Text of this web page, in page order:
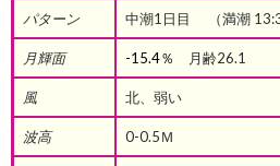
パターン 中潮1日目 （満潮
月輝面 -15.4％ 月齢26.1
風 北、弱い
波高 0-0.5Ｍ